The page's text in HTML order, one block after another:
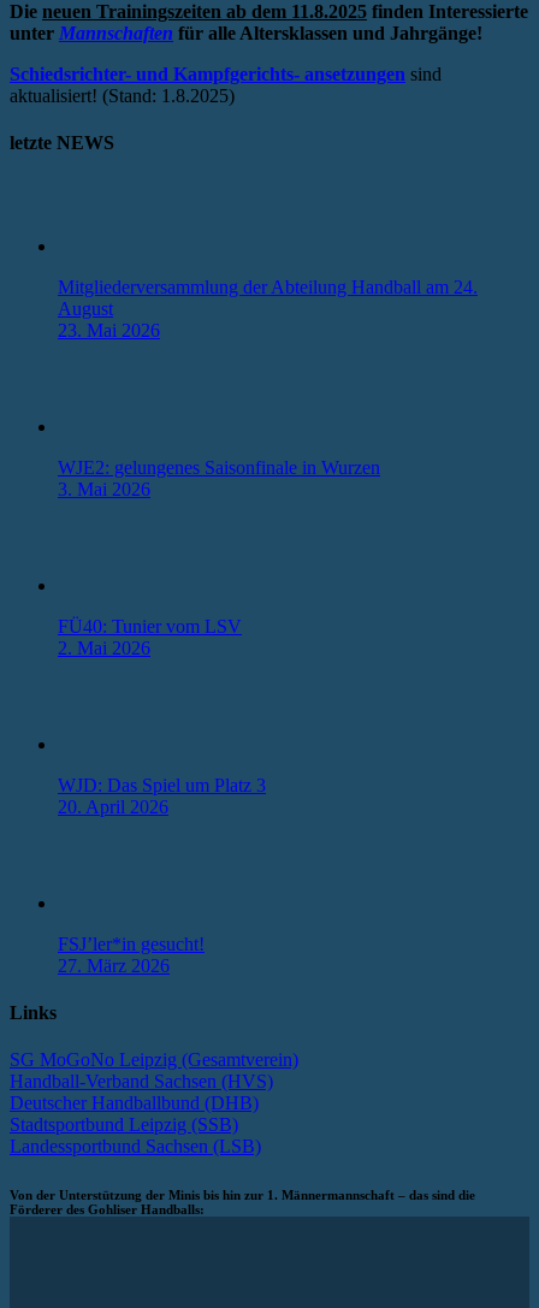
Die neuen Trainingszeiten ab dem 11.8.2025 finden Interessierte
unter Mannschaften für alle Altersklassen und Jahrgänge!
Schiedsrichter- und Kampfgerichts- ansetzungen sind
aktualisiert! (Stand: 1.8.2025)
letzte NEWS
Mitgliederversammlung der Abteilung Handball am 24.
August
23. Mai 2026
WJE2: gelungenes Saisonfinale in Wurzen
3. Mai 2026
FÜ40: Tunier vom LSV
2. Mai 2026
WJD: Das Spiel um Platz 3
20. April 2026
FSJ’ler*in gesucht!
27. März 2026
Links
SG MoGoNo Leipzig (Gesamtverein)
Handball-Verband Sachsen (HVS)
Deutscher Handballbund (DHB)
Stadtsportbund Leipzig (SSB)
Landessportbund Sachsen (LSB)
Von der Unterstützung der Minis bis hin zur 1. Männermannschaft – das sind die
Förderer des Gohliser Handballs: